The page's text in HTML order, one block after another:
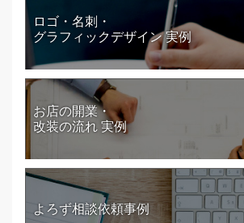
ロゴ・名刺・
グラフィックデザイン 実例
お店の開業・
改装の流れ 実例
よろず相談依頼事例